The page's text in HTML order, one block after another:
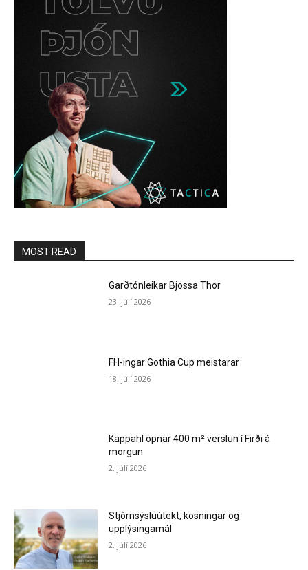
MOST READ
Garðtónleikar Bjössa Thor
23. júlí 2026
FH-ingar Gothia Cup meistarar
18. júlí 2026
Kappahl opnar 400 m² verslun í Firði á
morgun
2. júlí 2026
Stjórnsýsluútekt, kosningar og
upplýsingamál
2. júlí 2026